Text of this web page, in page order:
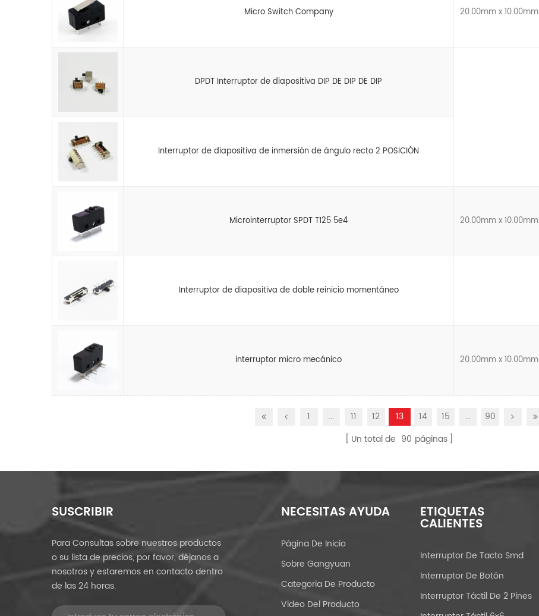
Micro Switch Company 20.00mm x 10.00mm
DPDT Interruptor de diapositiva DIP DE DIP DE DIP
Interruptor de diapositiva de inmersión de ángulo recto 2 POSICIÓN
Microinterruptor SPDT T125 5e4 20.00mm x 10.00mm
Interruptor de diapositiva de doble reinicio momentáneo
interruptor micro mecánico 20.00mm x 10.00mm
1 ... 11 12 13 14 15 ...
90
Un total de 90 páginas
SUSCRIBIR
Para Consultas sobre nuestros productos
o su lista de precios, por favor, déjanos a
nosotros y estaremos en contacto dentro
de las 24 horas.
NECESITAS AYUDA
Página De Inicio
Sobre Gangyuan
Categoria De Producto
Video Del Producto
ETIQUETAS
CALIENTES
Interruptor De Tacto Smd
Interruptor De Botón
Interruptor Táctil De 2 Pines